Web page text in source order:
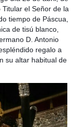
el Señor de la
tiempo de Páscua,
de tisú blanco,
D. Antonio
regalo a
su altar habitual de